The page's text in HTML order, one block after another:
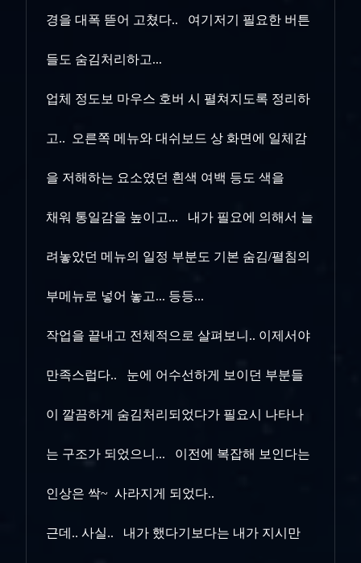
경을 대폭 뜯어 고쳤다.. 여기저기 필요한 버튼
들도 숨김처리하고...
업체 정도보 마우스 호버 시 펼쳐지도록 정리하
고.. 오른쪽 메뉴와 대쉬보드 상 화면에 일체감
을 저해하는 요소였던 흰색 여백 등도 색을
채워 통일감을 높이고... 내가 필요에 의해서 늘
려놓았던 메뉴의 일정 부분도 기본 숨김/펼침의
부메뉴로 넣어 놓고... 등등...
작업을 끝내고 전체적으로 살펴보니.. 이제서야
만족스럽다.. 눈에 어수선하게 보이던 부분들
이 깔끔하게 숨김처리되었다가 필요시 나타나
는 구조가 되었으니... 이전에 복잡해 보인다는
인상은 싹~ 사라지게 되었다..
근데.. 사실.. 내가 했다기보다는 내가 지시만